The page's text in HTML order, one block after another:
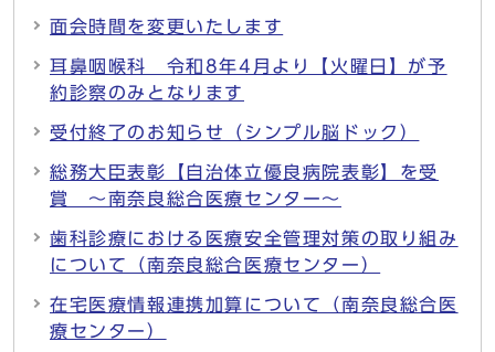
面会時間を変更いたします
耳鼻咽喉科 令和8年4月より【火曜日】が予
約診察のみとなります
受付終了のお知らせ（シンプル脳ドック）
総務大臣表彰【自治体立優良病院表彰】を受
賞 ～南奈良総合医療センター～
歯科診療における医療安全管理対策の取り組み
について（南奈良総合医療センター）
在宅医療情報連携加算について（南奈良総合医
療センター）